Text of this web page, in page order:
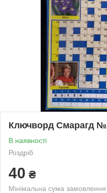
Ключворд Смарагд
В наявності
Роздріб
40 ₴
Мінімальна сума